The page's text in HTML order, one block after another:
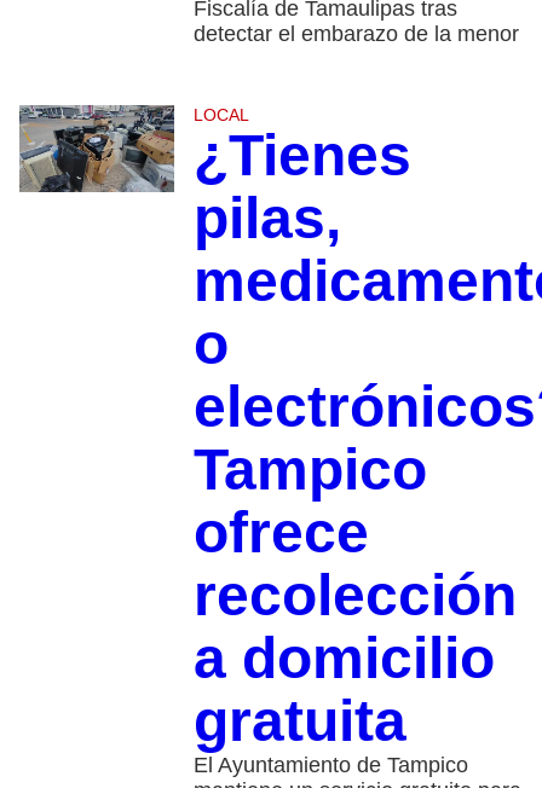
Fiscalía de Tamaulipas tras
detectar el embarazo de la menor
LOCAL
¿Tienes
pilas,
o
Tampico
ofrece
recolección
a domicilio
gratuita
El Ayuntamiento de Tampico